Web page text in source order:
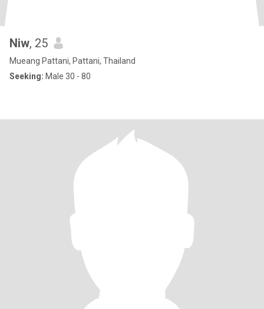
Niw, 25
Mueang Pattani, Pattani, Thailand
Seeking: Male 30 - 80